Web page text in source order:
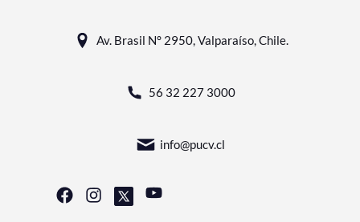
Av. Brasil N° 2950, Valparaíso, Chile.
56 32 227 3000
info@pucv.cl